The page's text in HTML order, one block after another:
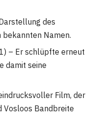
des
Namen.
– Er schlüpfte erneut
damit seine
Film, der
Vosloos Bandbreite